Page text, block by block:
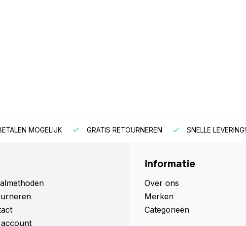
MOGELIJK GRATIS RETOURNEREN SNELLE LEVERING!
Informatie
Over ons
Merken
Categorieën